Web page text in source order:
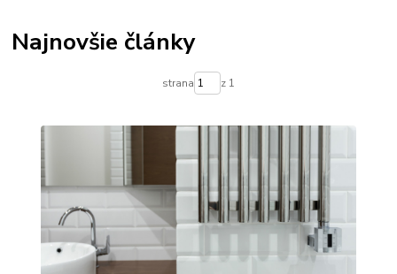
Skrinky pre rozdelovače podlahového kúrenia
Konvektorové ohrievače
Bojlery
Prietokové bojlery
Zlaté radiátory do kúpeľne
Najnovšie články
strana z 1